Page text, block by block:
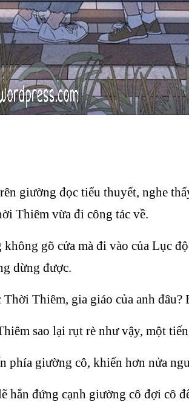
giường đọc tiểu thuyết, nghe
Thiêm vừa đi công tác về.
gõ cửa mà đi vào của Lục
dừng được.
Thiêm, gia giáo của anh
sao lại rụt rè như vậy, một
phía giường cô, khiến hơn nửa
hắn đứng cạnh giường cô đợi cô